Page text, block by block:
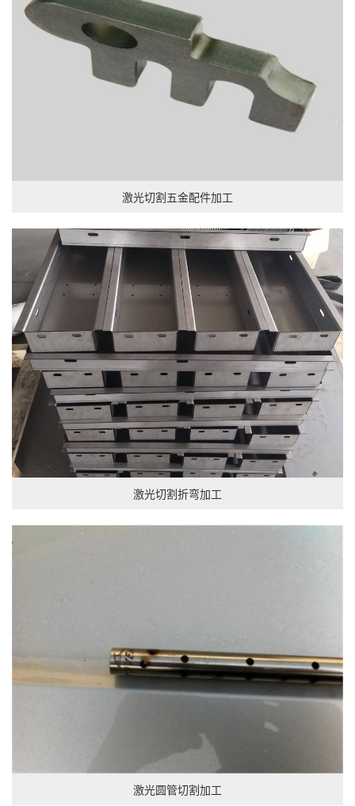
激光切割五金配件加工
激光切割折弯加工
激光圆管切割加工